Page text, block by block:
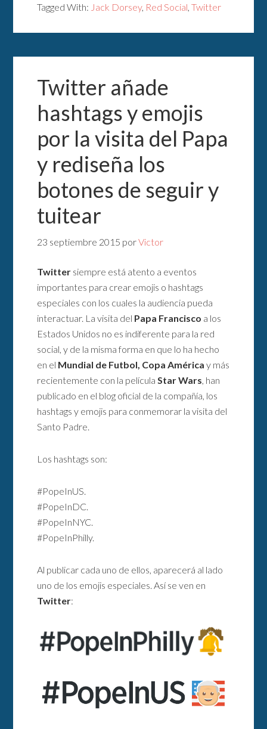
Tagged With: Jack Dorsey, Red Social ,Twitter
Twitter añade
hashtags y emojis
por la visita del Papa
y rediseña los
botones de seguir y
tuitear
23 septiembre 2015 porVictor
Twitter siempre está atento a eventos
importantes para crear emojis o hashtags
especiales con los cuales la audiencia pueda
interactuar. La visita del Papa Francisco a los
Estados Unidos no es indiferente para la red
social, y de la misma forma en que lo ha hecho
en el Mundial de Futbol, Copa América y más
recientemente con la película Star Wars , han
publicado en el blog oficial de la compañía, los
hashtags y emojis para conmemorar la visita del
Santo Padre.
Los hashtags son:
#PopeInUS.
#PopeInDC.
#PopeInNYC.
#PopeInPhilly.
Al publicar cada uno de ellos, aparecerá al lado
uno de los emojis especiales. Así se ven en
Twitter: